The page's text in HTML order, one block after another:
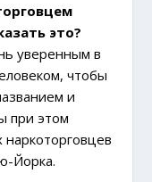
это?
уверенным в
чтобы
и
при этом
Йорка.